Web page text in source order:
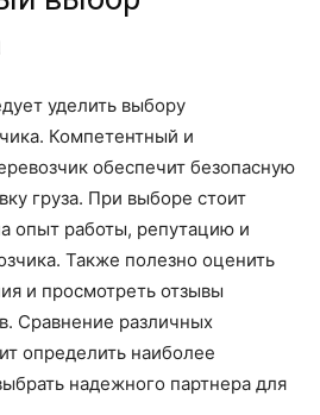
уделить выбору
Компетентный и
обеспечит безопасную
груза. При выборе стоит
опыт работы, репутацию и
Также полезно оценить
и просмотреть отзывы
Сравнение различных
определить наиболее
надежного партнера для